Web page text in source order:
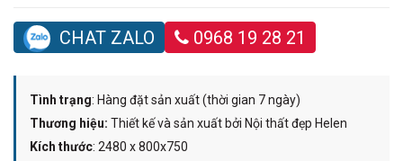
CHAT ZALO 0968 19 28 21
Tình trạng: Hàng đặt sản xuất (thời gian 7 ngày)
Thương hiệu: Thiết kế và sản xuất bởi Nội thất đẹp Helen
Kích thước: 2480 x 800x750